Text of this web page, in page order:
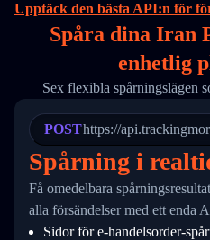
16
17
18
21
22
23
24
25
27
28
29
"weblink":
          {
          },
          {
          }
Upptäck den bästa API:n för
Spåra dina Iran
enhetlig
Sex flexibla spårningslägen
POSThttps://
Spårning i
Få omedelbara
alla försändelser med ett enda
Sidor för e-handelsorder-